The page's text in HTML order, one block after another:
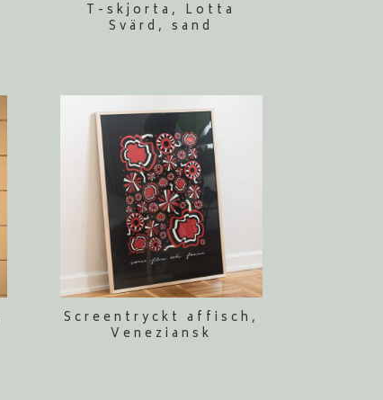
T-skjorta, Lotta
Svärd, sand
Screentryckt affisch,
Veneziansk